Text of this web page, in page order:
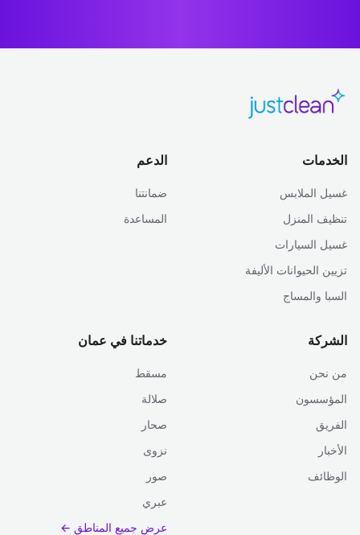
الخدمات
غسيل الملابس
تنظيف المنزل
غسيل السيارات
تزيين الحيوانات الأليفة
السبا والمساج
الدعم
ضمانتنا
المساعدة
الشركة
من نحن
المؤسسون
الفريق
الأخبار
الوظائف
خدماتنا في عمان
مسقط
صلالة
صحار
نزوى
صور
عبري
عرض جميع المناطق ←